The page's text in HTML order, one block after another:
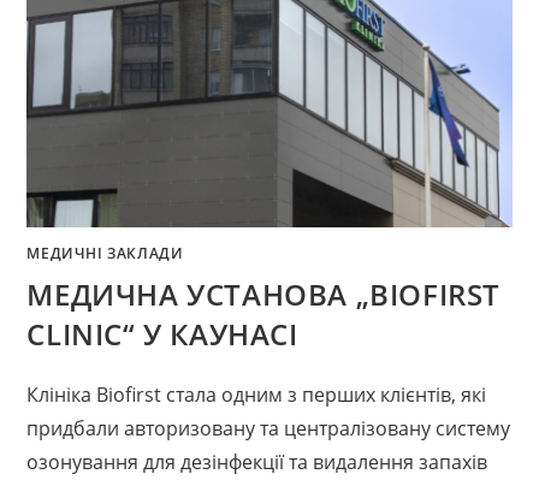
МЕДИЧНІ ЗАКЛАДИ
МЕДИЧНА УСТАНОВА „BIOFIRST
CLINIC“ У КАУНАСІ
Клініка Biofirst стала одним з перших клієнтів, які
придбали авторизовану та централізовану систему
озонування для дезінфекції та видалення запахів